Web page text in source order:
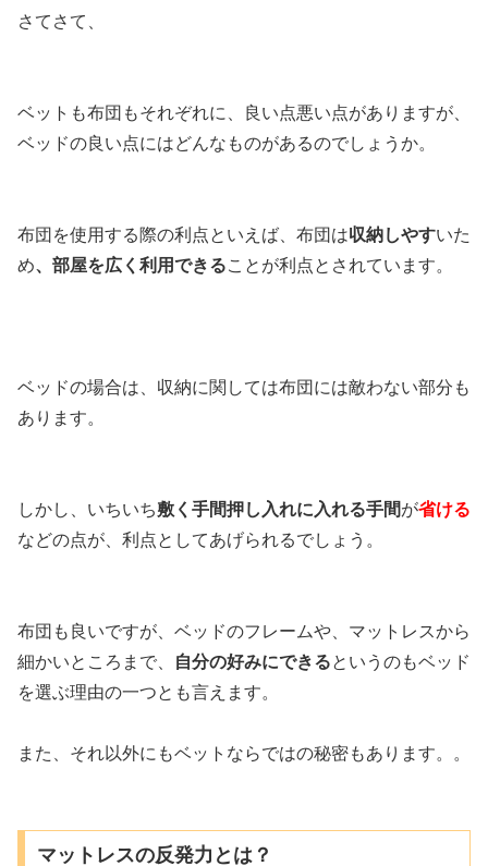
さてさて、
ベットも布団もそれぞれに、良い点悪い点がありますが、
ベッドの良い点にはどんなものがあるのでしょうか。
布団を使用する際の利点といえば、布団は収納しやすいた
め、部屋を広く利用できることが利点とされています。
ベッドの場合は、収納に関しては布団には敵わない部分も
あります。
しかし、いちいち敷く手間押し入れに入れる手間が省ける
などの点が、利点としてあげられるでしょう。
布団も良いですが、ベッドのフレームや、マットレスから
細かいところまで、
自分の好みにできるというのもベッド
を選ぶ理由の一つとも言えます。
また、それ以外にもベットならではの秘密もあります。。
マットレスの反発力とは？